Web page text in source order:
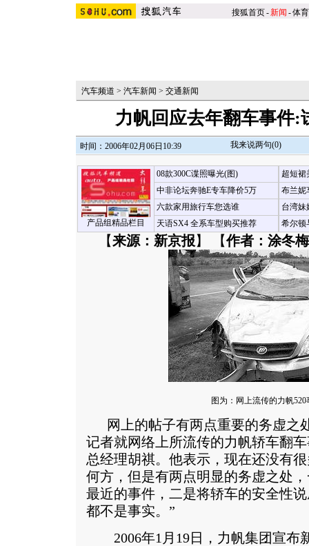
搜狐首页-新闻 -体育
汽车频道 > 汽车新闻 > 交通新闻
力帆回应去年翻车事件:
时间：2006年02月06日10:39 我来说两句(0)
产品组精品栏目
08款300C谍照曝光(图)
中非论坛奔驰E专车降价5万
六款家用旅行车您选谁
天语SX4 全系车型购买推荐
超短裙
布兰妮
台湾妹
希尔顿
【来源：新京报 】 【作者：涂冬梅
图为：网上流传的力帆
网上的帖子有两点重要的务虚之
记者就网络上所流传的力帆轿车翻
总经理胡祺。他表示，现在还没有
何方，但是有两点明显的务虚之处
最近的事件，二是将轿车的安全性
都不是事实。”
2006年1月19日，力帆集团宣布